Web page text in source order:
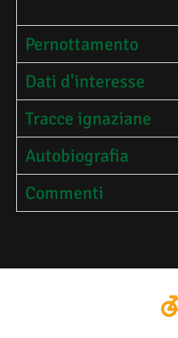
Pernottamento
Dati d'interesse
Tracce ignaziane
Autobiografia
Commenti